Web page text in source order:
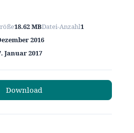
18.62 MBDatei-Anzahl1
2016
Januar 2017
Download